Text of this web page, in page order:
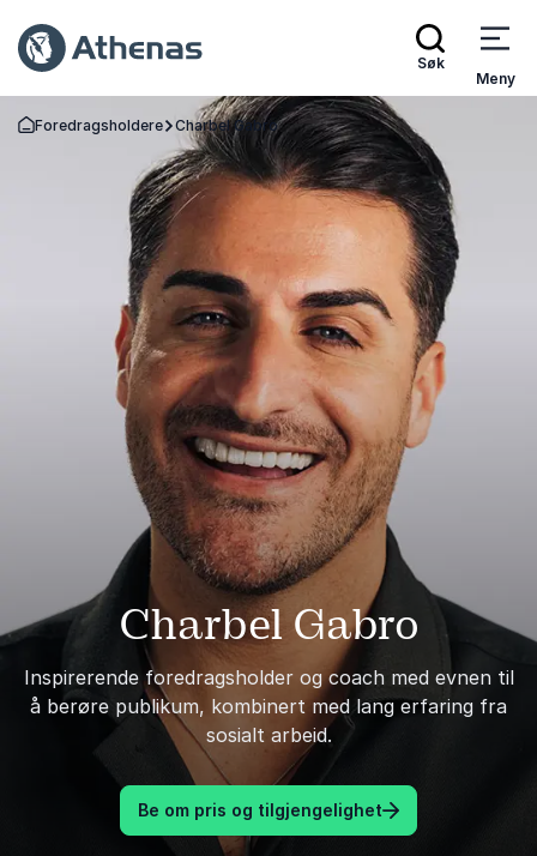
Søk
Meny
Gå tilbake til startsiden
Foredragsholdere Charbel Gabro
Charbel Gabro
Inspirerende foredragsholder og coach med evnen til
å berøre publikum, kombinert med lang erfaring fra
sosialt arbeid.
Be om pris og tilgjengelighet